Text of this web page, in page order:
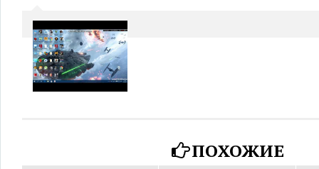
ПОХОЖИЕ